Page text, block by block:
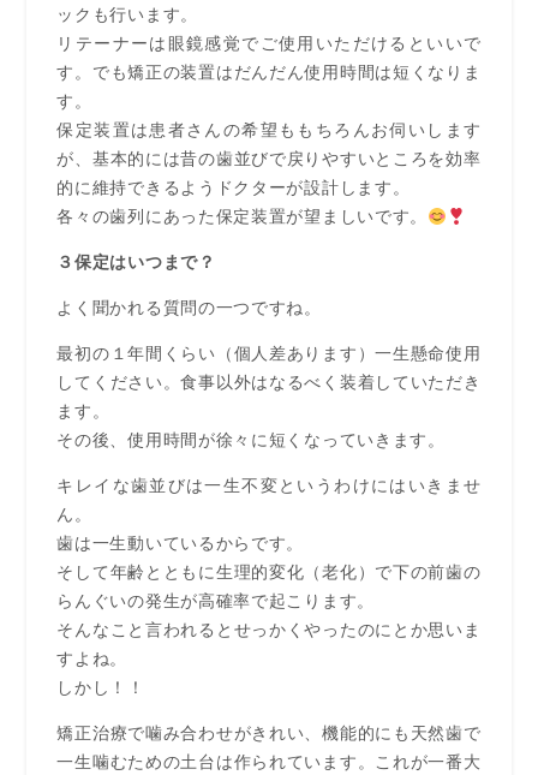
ックも行います。
リテーナーは眼鏡感覚でご使用いただけるといいで
す。でも矯正の装置はだんだん使用時間は短くなりま
す。
保定装置は患者さんの希望ももちろんお伺いします
が、基本的には昔の歯並びで戻りやすいところを効率
的に維持できるようドクターが設計します。
各々の歯列にあった保定装置が望ましいです。
３保定はいつまで？
よく聞かれる質問の一つですね。
最初の１年間くらい（個人差あります）一生懸命使用
してください。食事以外はなるべく装着していただき
ます。
その後、使用時間が徐々に短くなっていきます。
キレイな歯並びは一生不変というわけにはいきませ
ん。
歯は一生動いているからです。
そして年齢とともに生理的変化（老化）で下の前歯の
らんぐいの発生が高確率で起こります。
そんなこと言われるとせっかくやったのにとか思いま
すよね。
しかし！！
矯正治療で噛み合わせがきれい、機能的にも天然歯で
一生噛むための土台は作られています。これが一番大